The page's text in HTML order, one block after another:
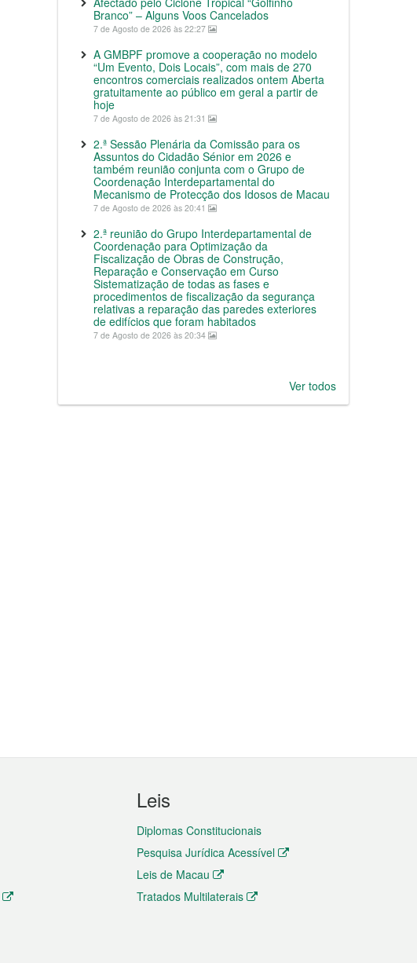
Branco” – Alguns Voos Cancelados
7 de Agosto de 2026 às 22:27
A GMBPF promove a cooperação no modelo
“Um Evento, Dois Locais”, com mais de 270
encontros comerciais realizados ontem Aberta
gratuitamente ao público em geral a partir de
hoje
7 de Agosto de 2026 às 21:31
2.ª Sessão Plenária da Comissão para os
Assuntos do Cidadão Sénior em 2026 e
também reunião conjunta com o Grupo de
Coordenação Interdepartamental do
Mecanismo de Protecção dos Idosos de Macau
7 de Agosto de 2026 às 20:41
2.ª reunião do Grupo Interdepartamental de
Coordenação para Optimização da
Fiscalização de Obras de Construção,
Reparação e Conservação em Curso
Sistematização de todas as fases e
procedimentos de fiscalização da segurança
relativas a reparação das paredes exteriores
de edifícios que foram habitados
7 de Agosto de 2026 às 20:34
Ver todos
Leis
Diplomas Constitucionais
Pesquisa Jurídica Acessível
Leis de Macau
Tratados Multilaterais